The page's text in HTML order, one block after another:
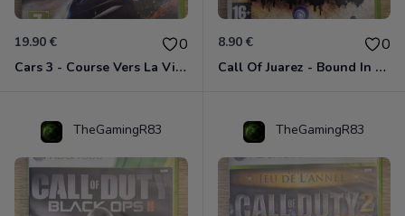
19.90 € 0
Cars 3 - Course Vers La Victoire Xbox 360
8.90 € 0
Call Of Juarez - Bound In Blood Xbox 360
TheGamingR83 TheGamingR83